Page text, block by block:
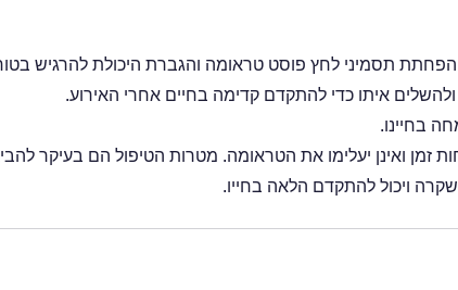
תסמיני לחץ פוסט טראומה והגברת היכולת להרגיש
איתו כדי להתקדם קדימה בחיים אחרי האירוע.
בחיינו.
זמן ואינן יעלימו את הטראומה. מטרות הטיפול הם בעיקר
ויכול להתקדם הלאה בחייו.